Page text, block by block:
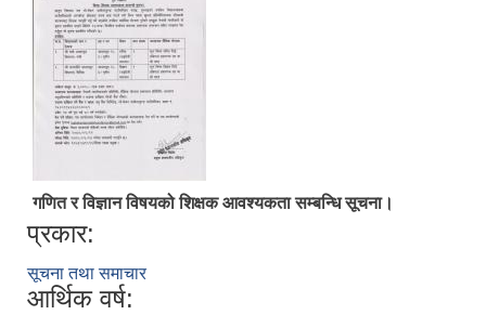
गणित र विज्ञान विषयको शिक्षक आवश्यकता सम्बन्धि सूचना।
प्रकार:
सूचना तथा समाचार
आर्थिक वर्ष: